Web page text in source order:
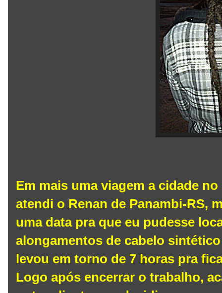
Em mais uma viagem a cidade
atendi o Renan de Panambi-RS,
uma data pra que eu pudesse
alongamentos de cabelo
levou em torno de 7 horas pra
Logo após encerrar o trabalho,